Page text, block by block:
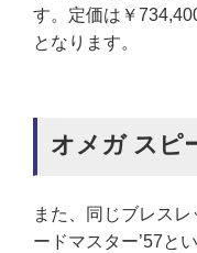
す。定価は￥
となります。
オメガ スピ
また、同じブレス
ードマスター’57と